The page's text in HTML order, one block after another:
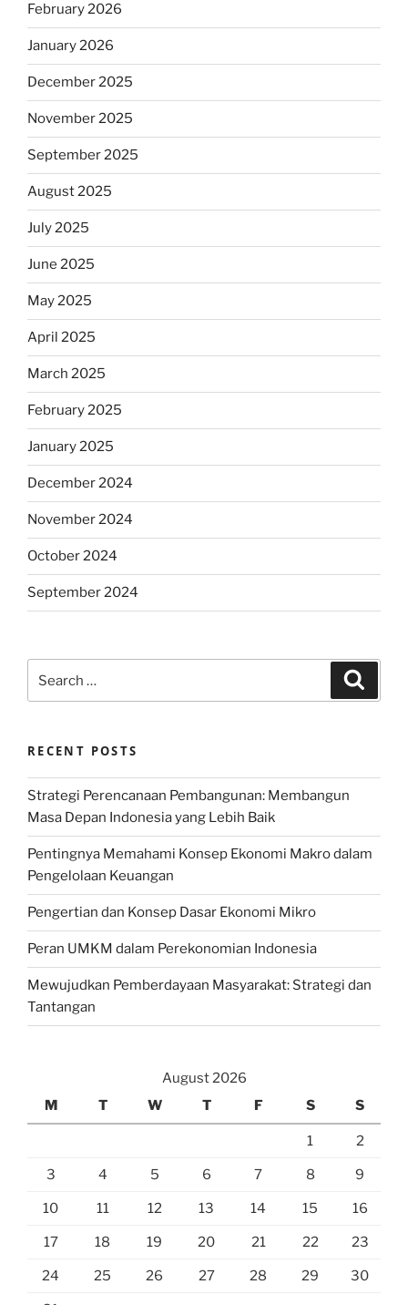
February 2026
January 2026
December 2025
November 2025
September 2025
August 2025
July 2025
June 2025
May 2025
April 2025
March 2025
February 2025
January 2025
December 2024
November 2024
October 2024
September 2024
for:
RECENT POSTS
Strategi Perencanaan Pembangunan: Membangun
Masa Depan Indonesia yang Lebih Baik
Pentingnya Memahami Konsep Ekonomi Makro dalam
Pengelolaan Keuangan
Pengertian dan Konsep Dasar Ekonomi Mikro
Peran UMKM dalam Perekonomian Indonesia
Mewujudkan Pemberdayaan Masyarakat: Strategi dan
Tantangan
August 2026
M
T W T F S S
1 2
3 4 5 6 7 8 9
10 11 12 13 14 15 16
17 18 19 20 21 22 23
24 25 26 27 28 29 30